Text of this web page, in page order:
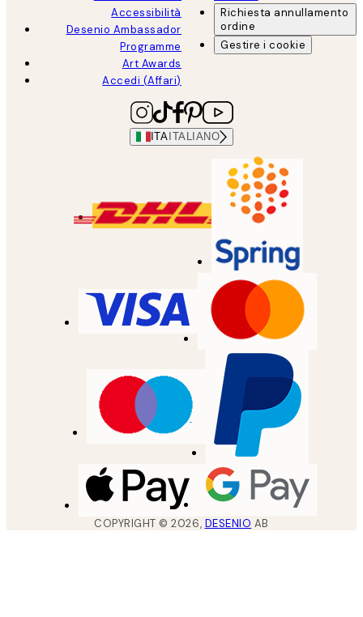
Accessibilità
Desenio Ambassador
Programme
Art Awards
Accedi (Affari)
Richiesta annullamento
ordine
Gestire i cookie
ITA ITALIANO
COPYRIGHT ©2026, DESENIO AB